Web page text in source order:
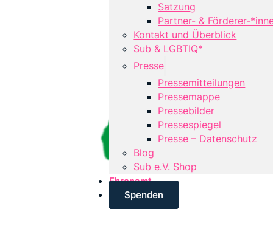
Satzung
Partner- & Förderer-
Kontakt und Überblick
Sub & LGBTIQ*
Presse
Pressemitteilungen
Pressemappe
Pressebilder
Pressespiegel
Presse – Datenschutz
Blog
Sub e.V. Shop
Ehrenamt
Spenden